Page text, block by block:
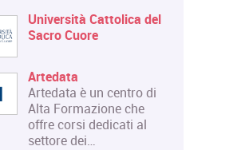
Università Cattolica del
Sacro Cuore
Artedata
Artedata è un centro di
Alta Formazione che
offre corsi dedicati al
settore dei…